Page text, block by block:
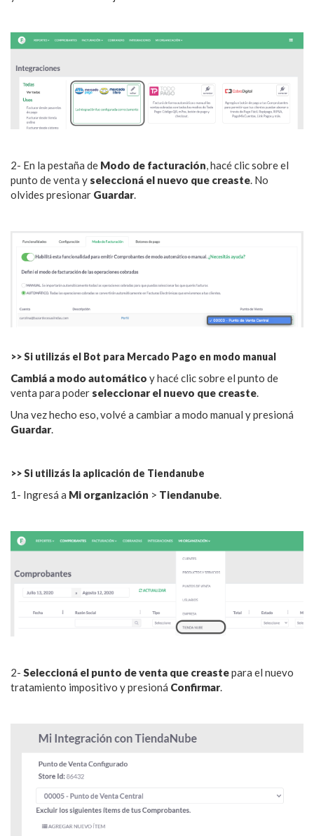
2- En la pestaña de Modo de facturación, hacé clic sobre el
punto de venta y seleccioná el nuevo que creaste. No
olvides presionar Guardar.
>> Si utilizás el Bot para Mercado Pago en modo manual
Cambiá a modo automático y hacé clic sobre el punto de
venta para poder seleccionar el nuevo que creaste.
Una vez hecho eso, volvé a cambiar a modo manual y presioná
Guardar.
>> Si utilizás la aplicación de Tiendanube
1- Ingresá a Mi organización > Tiendanube.
2- Seleccioná el punto de venta que creastepara el nuevo
tratamiento impositivo y presioná Confirmar.